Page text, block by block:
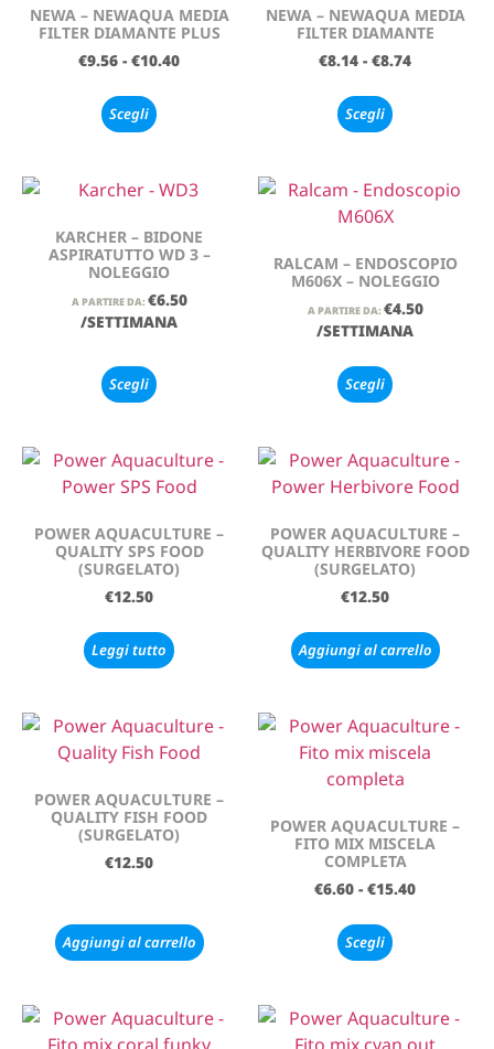
NEWA – NEWAQUA MEDIA
FILTER DIAMANTE PLUS
€9.56 - €10.40
Scegli
NEWA – NEWAQUA MEDIA
FILTER DIAMANTE
€8.14 - €8.74
Scegli
KARCHER – BIDONE
ASPIRATUTTO WD 3 –
NOLEGGIO
A PARTIRE DA: €6.50
/SETTIMANA
Scegli
RALCAM – ENDOSCOPIO
M606X – NOLEGGIO
A PARTIRE DA: €4.50
/SETTIMANA
Scegli
POWER AQUACULTURE –
QUALITY SPS FOOD
(SURGELATO)
€12.50
Leggi tutto
POWER AQUACULTURE –
QUALITY HERBIVORE FOOD
(SURGELATO)
€12.50
Aggiungi al carrello
POWER AQUACULTURE –
QUALITY FISH FOOD
(SURGELATO)
€12.50
Aggiungi al carrello
POWER AQUACULTURE –
FITO MIX MISCELA
COMPLETA
€6.60 - €15.40
Scegli